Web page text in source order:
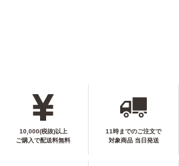
10,000(税抜)以上
ご購入で配送料無料
11時までのご注文で
対象商品 当日発送